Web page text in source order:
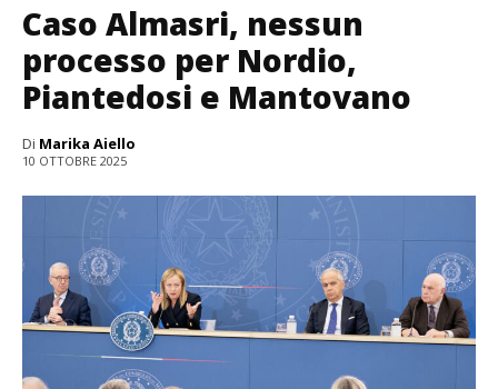
Caso Almasri, nessun
processo per Nordio,
Piantedosi e Mantovano
Di Marika Aiello
10 OTTOBRE 2025